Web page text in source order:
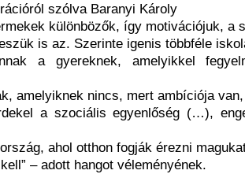
szólva Baranyi Károly
különbözők, így motivációjuk, a
is az. Szerinte igenis többféle
a gyereknek, amelyikkel
amelyiknek nincs, mert ambíciója
a szociális egyenlőség (…),
ahol otthon fogják érezni
– adott hangot véleményének.